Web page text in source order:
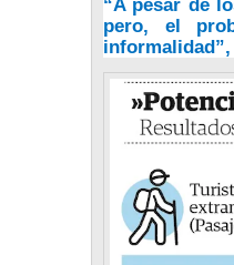
pero, el
informalidad”,